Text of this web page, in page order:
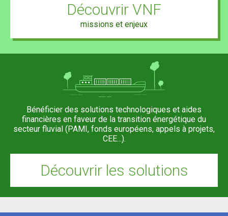
Découvrir VNF
missions et enjeux
Bénéficier des solutions technologiques et aides
financières en faveur de la transition énergétique du
secteur fluvial (PAMI, fonds européens, appels à projets,
CEE...).
Découvrir les solutions